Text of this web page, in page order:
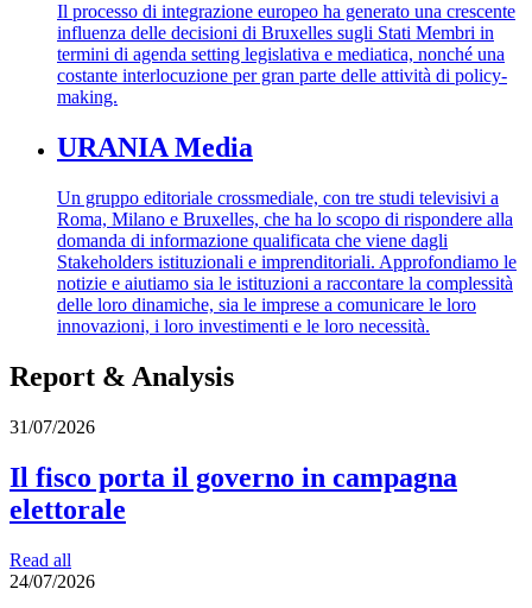
Il processo di integrazione europeo ha generato una crescente
influenza delle decisioni di Bruxelles sugli Stati Membri in
termini di agenda setting legislativa e mediatica, nonché una
costante interlocuzione per gran parte delle attività di policy-
making.
URANIA Media
Un gruppo editoriale crossmediale, con tre studi televisivi a
Roma, Milano e Bruxelles, che ha lo scopo di rispondere alla
domanda di informazione qualificata che viene dagli
Stakeholders istituzionali e imprenditoriali. Approfondiamo le
notizie e aiutiamo sia le istituzioni a raccontare la complessità
delle loro dinamiche, sia le imprese a comunicare le loro
innovazioni, i loro investimenti e le loro necessità.
Report & Analysis
31/07/2026
Il fisco porta il governo in campagna
elettorale
Read all
24/07/2026